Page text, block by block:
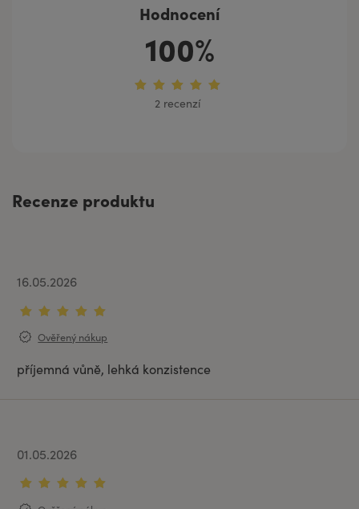
Hodnocení
100%
2 recenzí
Recenze produktu
16.05.2026
Ověřený nákup
příjemná vůně, lehká konzistence
01.05.2026